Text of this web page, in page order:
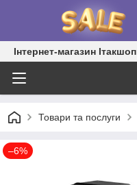
Інтернет-магазин Ітакшоп
Товари та послуги
–6%